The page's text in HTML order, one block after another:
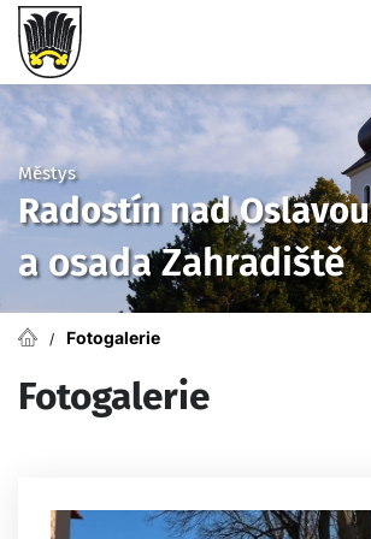
Městys
Radostín nad Oslavou
a osada Zahradiště
Fotogalerie
Fotogalerie